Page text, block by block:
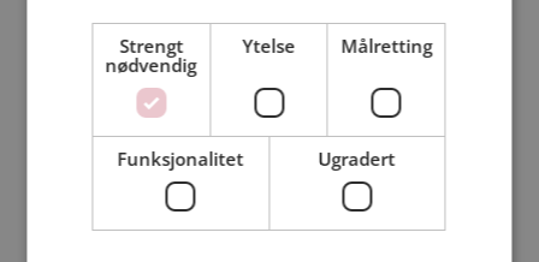
Bli medlem gratis!
Jeg er en: Mann Kvinne
Min alder:
Strengt
nødvendig
Ytelse Målretting
Funksjonalitet Ugradert